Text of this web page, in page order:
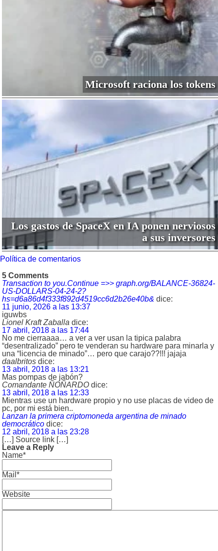
Microsoft raciona los tokens
Los gastos de SpaceX en IA ponen nerviosos
a sus inversores
Política de comentarios
5 Comments
Transaction to you.Continue =>> graph.org/BALANCE-36824-
US-DOLLARS-04-24-2?
hs=d6a86d4f333f892d4519cc6d2b26e40b& dice:
11 junio, 2026 a las 13:37
iguwbs
Lionel Kraft Zaballa dice:
17 abril, 2018 a las 17:44
No me cierraaaa… a ver a ver usan la tipica palabra
“desentralizado” pero te venderan su hardware para minarla y
una “licencia de minado”… pero que carajo??!!! jajaja
daalbritos dice:
13 abril, 2018 a las 13:21
Mas pompas de jabón?
Comandante ÑOÑARDO dice:
13 abril, 2018 a las 12:33
Mientras use un hardware propio y no use placas de video de
pc, por mi está bien..
Lanzan la primera criptomoneda argentina de minado
democrático dice:
12 abril, 2018 a las 23:28
[…] Source link […]
Leave a Reply
Name*
Mail*
Website